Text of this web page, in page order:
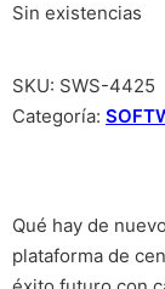
Sin existencias
SKU: SWS-4425
Categoría:
Qué hay de nuevo
plataforma de